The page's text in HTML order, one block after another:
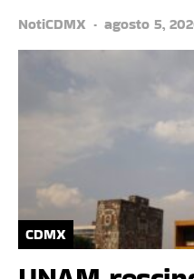
NotiCDMX
agosto 5,
CDMX